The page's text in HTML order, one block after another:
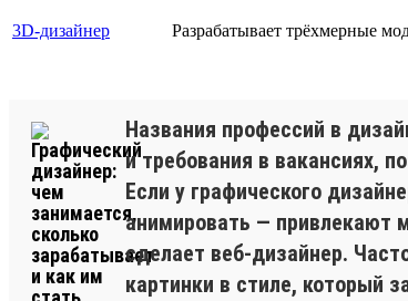
3D-дизайнер Разрабатывает трёхмерные
Названия профессий в
и требования в вакансиях,
Если у графического
анимировать — привлекают
сделает веб-дизайнер.
картинки в стиле, который